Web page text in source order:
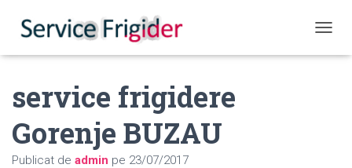
service frigidere
Gorenje BUZAU
Publicat de admin pe 23/07/2017